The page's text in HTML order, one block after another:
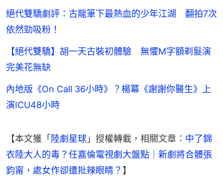
絕代雙驕劇評：古龍筆下最熱血的少年江湖 翻拍7次
依然勁吸粉！
【絕代雙驕】胡一天古裝初體驗 無懼M字額剃髮演
完美花無缺
內地版《On Call 36小時》？楊冪《謝謝你醫生》上
演ICU48小時
【本文獲「 陸劇星球 」授權轉載，相關文章： 中了錦
衣陸大人的毒？任嘉倫電視劇大盤點｜新劇將合體張
鈞甯，處女作卻遭批辣眼睛？ 】